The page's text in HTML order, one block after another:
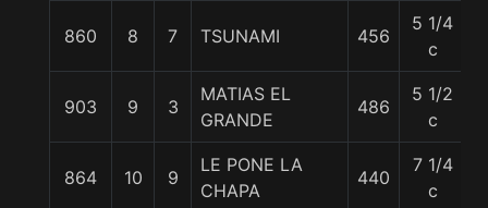
860 8 7 TSUNAMI 456
5 1/4
c
903 9 3
MATIAS EL
GRANDE
486
5 1/2
c
864 10 9
LE PONE LA
CHAPA
440
7 1/4
c